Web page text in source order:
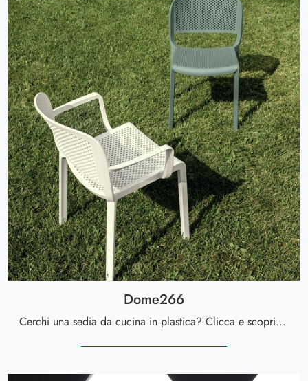
Dome266
Cerchi una sedia da cucina in plastica? Clicca e scopri il modello Dome266 di Scavolini per completare i tuoi spazi alla perfezione.